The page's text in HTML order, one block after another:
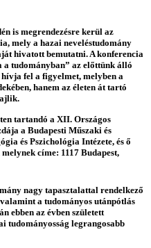
is megrendezésre kerül az
mely a hazai neveléstudomány
hivatott bemutatni. A konferencia
a tudományban” az előttünk álló
fel a figyelmet, melyben a
hanem az életen át tartó
tartandó a XII. Országos
a Budapesti Műszaki és
és Pszichológia Intézete, és ő
címe: 1117 Budapest,
nagy tapasztalattal rendelkező
a tudományos utánpótlás
ebben az évben született
tudományosság legrangosabb